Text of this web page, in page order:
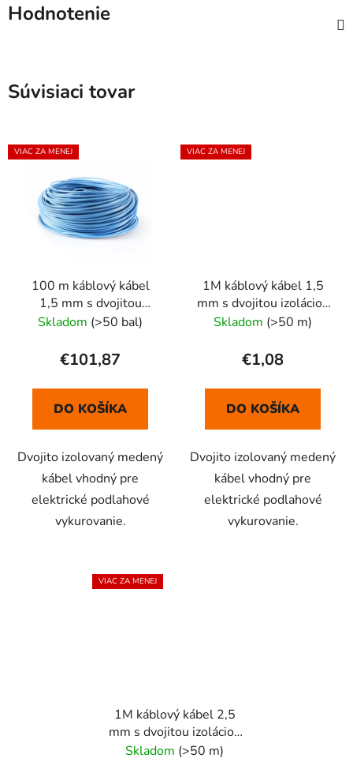
Hodnotenie
Súvisiaci tovar
VIAC ZA MENEJ
100 m káblový kábel
1,5 mm s dvojitou
izoláciou HD H07VV-F
Skladom (>50 bal)
€101,87
DO KOŠÍKA
Dvojito izolovaný medený
kábel vhodný pre
elektrické podlahové
vykurovanie.
VIAC ZA MENEJ
1M káblový kábel 1,5
mm s dvojitou izoláciou
HD H07VV-F BL-RD
Skladom (>50 m)
€1,08
DO KOŠÍKA
Dvojito izolovaný medený
kábel vhodný pre
elektrické podlahové
vykurovanie.
VIAC ZA MENEJ
1M káblový kábel 2,5
mm s dvojitou izoláciou
HD H07VV-F BL-RD
Skladom (>50 m)